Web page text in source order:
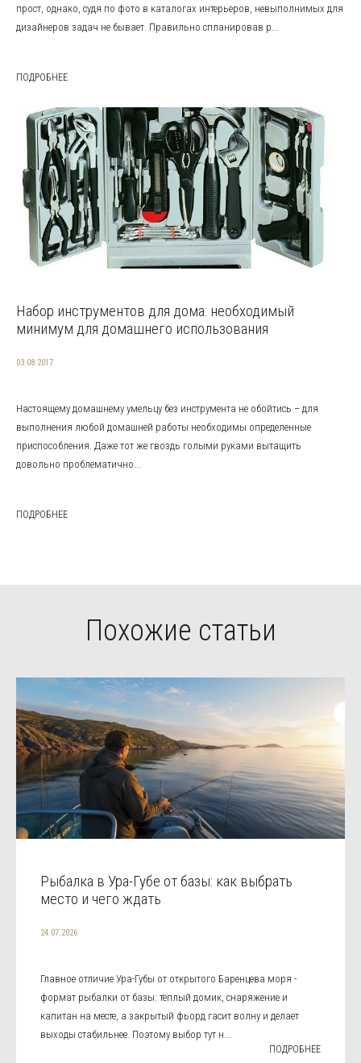
прост, однако, судя по фото в каталогах интерьеров, невыполнимых для
дизайнеров задач не бывает. Правильно спланировав р...
ПОДРОБНЕЕ
Набор инструментов для дома: необходимый
минимум для домашнего использования
03.08.2017
Настоящему домашнему умельцу без инструмента не обойтись – для
выполнения любой домашней работы необходимы определенные
приспособления. Даже тот же гвоздь голыми руками вытащить
довольно проблематично...
ПОДРОБНЕЕ
Похожие статьи
Рыбалка в Ура-Губе от базы: как выбрать
место и чего ждать
24.07.2026
Главное отличие Ура-Губы от открытого Баренцева моря -
формат рыбалки от базы: тёплый домик, снаряжение и
капитан на месте, а закрытый фьорд гасит волну и делает
выходы стабильнее. Поэтому выбор тут н...
ПОДРОБНЕЕ